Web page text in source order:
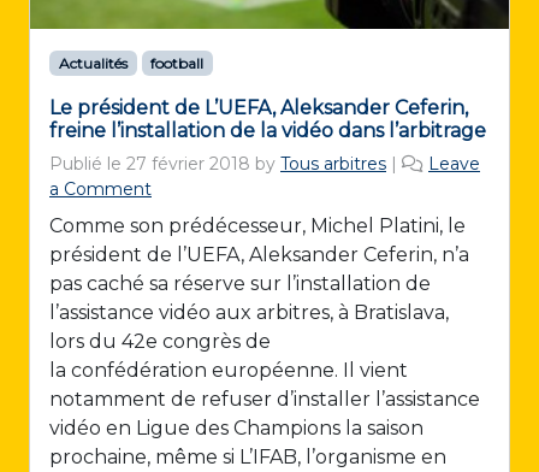
Actualités football
Le président de L’UEFA, Aleksander Ceferin,
freine l’installation de la vidéo dans l’arbitrage
Publié le 27 février 2018 by Tous arbitres |
Leave
a Comment
Comme son prédécesseur, Michel Platini, le
président de l’UEFA, Aleksander Ceferin, n’a
pas caché sa réserve sur l’installation de
l’assistance vidéo aux arbitres, à Bratislava,
lors du 42e congrès de
la confédération européenne. Il vient
notamment de refuser d’installer l’assistance
vidéo en Ligue des Champions la saison
prochaine, même si L’IFAB, l’organisme en